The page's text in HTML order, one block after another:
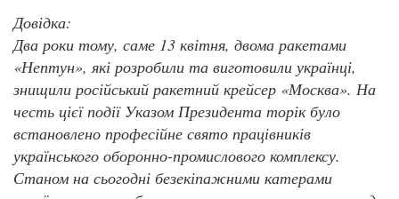
Довідка:
Два роки тому, саме 13 квітня, двома ракетами
«Нептун», які розробили та виготовили українці,
знищили російський ракетний крейсер «Москва». На
честь цієї події Указом Президента торік було
встановлено професійне свято працівників
українського оборонно-промислового комплексу.
Станом на сьогодні безекіпажними катерами